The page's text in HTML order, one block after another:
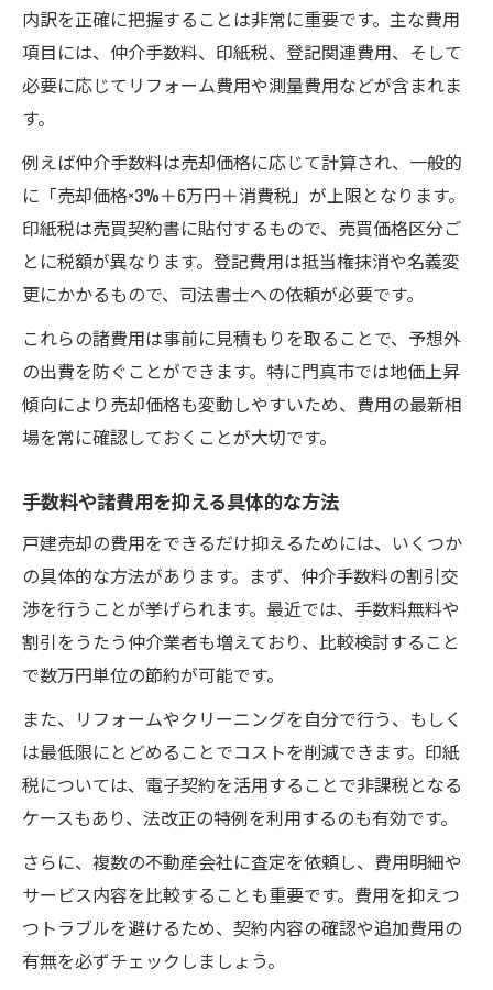
内訳を正確に把握することは非常に重要です。主な費用
項目には、仲介手数料、印紙税、登記関連費用、そして
必要に応じてリフォーム費用や測量費用などが含まれま
す。
例えば仲介手数料は売却価格に応じて計算され、一般的
に「売却価格×3%＋6万円＋消費税」が上限となります。
印紙税は売買契約書に貼付するもので、売買価格区分ご
とに税額が異なります。登記費用は抵当権抹消や名義変
更にかかるもので、司法書士への依頼が必要です。
これらの諸費用は事前に見積もりを取ることで、予想外
の出費を防ぐことができます。特に門真市では地価上昇
傾向により売却価格も変動しやすいため、費用の最新相
場を常に確認しておくことが大切です。
手数料や諸費用を抑える具体的な方法
戸建売却の費用をできるだけ抑えるためには、いくつか
の具体的な方法があります。まず、仲介手数料の割引交
渉を行うことが挙げられます。最近では、手数料無料や
割引をうたう仲介業者も増えており、比較検討すること
で数万円単位の節約が可能です。
また、リフォームやクリーニングを自分で行う、もしく
は最低限にとどめることでコストを削減できます。印紙
税については、電子契約を活用することで非課税となる
ケースもあり、法改正の特例を利用するのも有効です。
さらに、複数の不動産会社に査定を依頼し、費用明細や
サービス内容を比較することも重要です。費用を抑えつ
つトラブルを避けるため、契約内容の確認や追加費用の
有無を必ずチェックしましょう。